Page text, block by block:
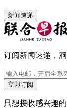
新闻速递
订阅新闻速递，洞
立即订阅
只想接收感兴趣